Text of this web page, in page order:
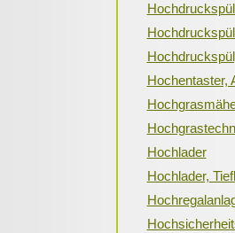
Hochentaster,
Hochlader
Hochlader,